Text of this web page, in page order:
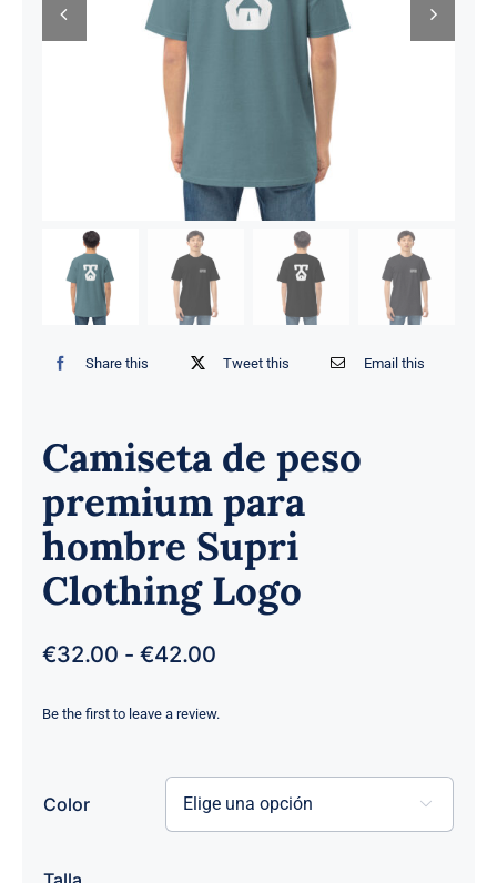
Share this Tweet this Email this
Camiseta de peso
premium para
hombre Supri
Clothing Logo
€32.00 - €42.00Rango
precios:
hasta
€42.00
Be the first to leave a review.
Color 